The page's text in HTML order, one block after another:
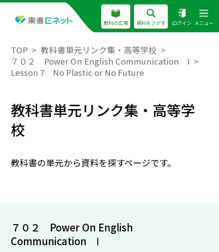
教科の広場 資料をさがす ログイン メニュー
TOP
教科書単元リンク集・高等学校
７０２ Power On English Communication Ⅰ
Lesson 7 No Plastic or No Future
教科書単元リンク集・高等学
校
教科書の単元から資料を探すページです。
７０２ Power On English
Communication Ⅰ